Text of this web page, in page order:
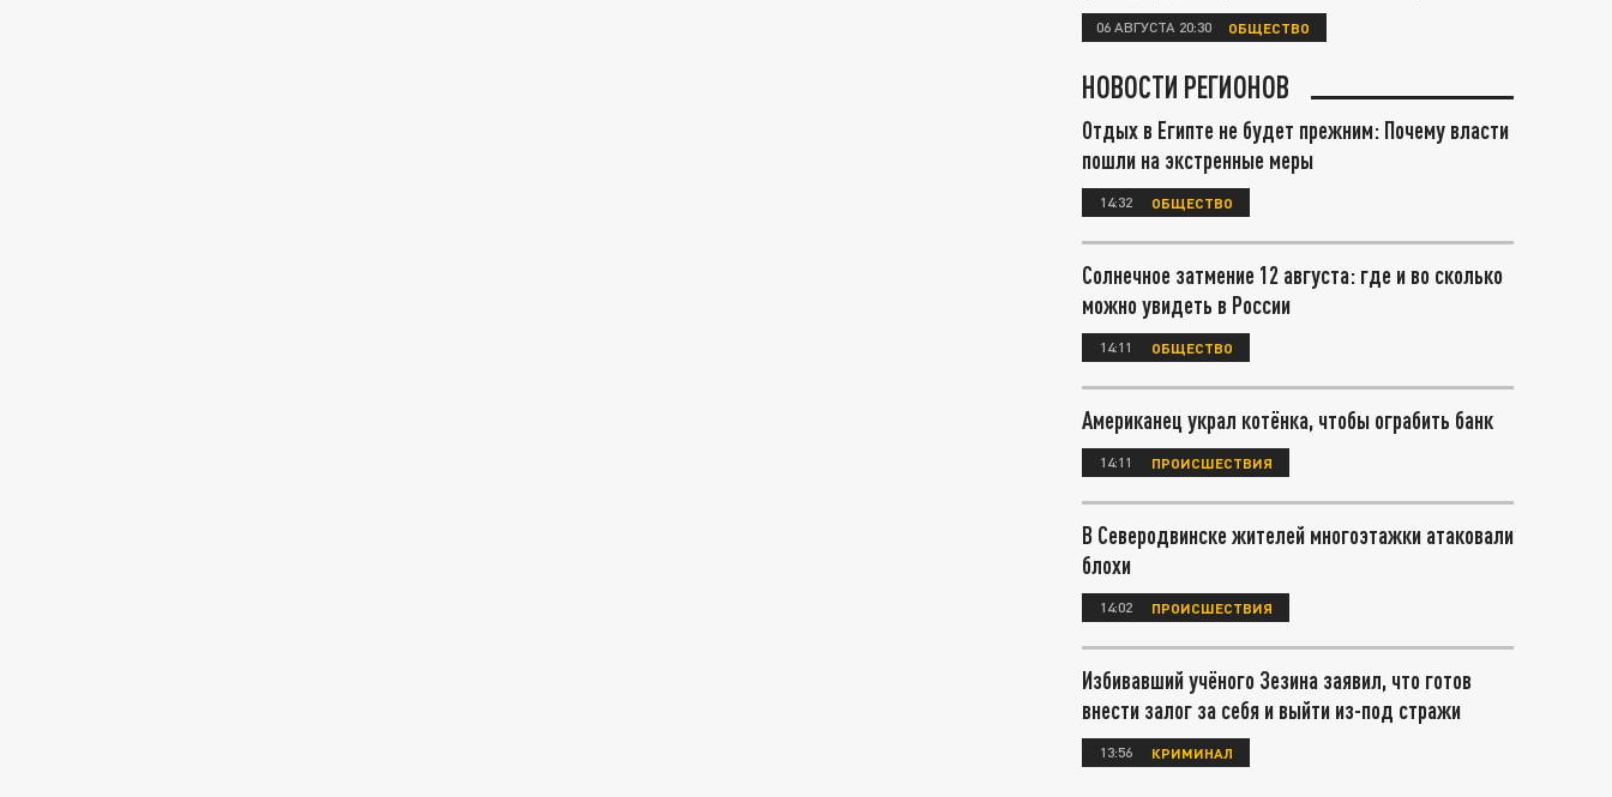
06 АВГУСТА 20:30 ОБЩЕСТВО
НОВОСТИ РЕГИОНОВ
Отдых в Египте не будет прежним: Почему власти
пошли на экстренные меры
14:32 ОБЩЕСТВО
Солнечное затмение 12 августа: где и во сколько
можно увидеть в России
14:11 ОБЩЕСТВО
Американец украл котёнка, чтобы ограбить банк
14:11 ПРОИСШЕСТВИЯ
В Северодвинске жителей многоэтажки атаковали
блохи
14:02 ПРОИСШЕСТВИЯ
Избивавший учёного Зезина заявил, что готов
внести залог за себя и выйти из-под стражи
13:56 КРИМИНАЛ